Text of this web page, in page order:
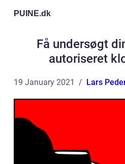
PUINE.dk
Få undersøgt
autoriseret
19 January 2021 Lars